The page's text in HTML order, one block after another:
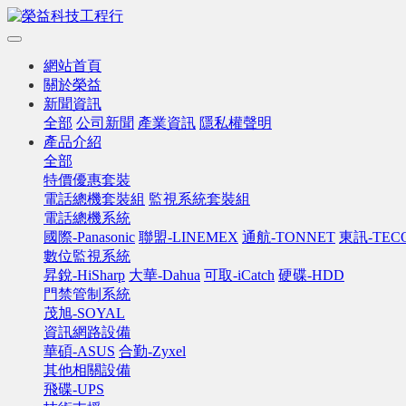
網站首頁
關於榮益
新聞資訊
全部 公司新聞 產業資訊 隱私權聲明
產品介紹
全部
特價優惠套裝
電話總機套裝組 監視系統套裝組
電話總機系統
國際-Panasonic 聯盟-LINEMEX 通航-TONNET 東訊-
數位監視系統
昇銳-HiSharp 大華-Dahua 可取-iCatch 硬碟-HDD
門禁管制系統
茂旭-SOYAL
資訊網路設備
華碩-ASUS 合勤-Zyxel
其他相關設備
飛碟-UPS